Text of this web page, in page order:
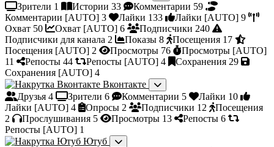
Зрители 1 Истории 33 Комментарии 59
Комментарии [AUTO] 3 Лайки 133 Лайки [AUTO] 9
Охват 50 Охват [AUTO] 6 Подписчики 240
Подписчики для канала 2 Показы 8 Посещения 17
Посещения [AUTO] 2 Просмотры 76
Просмотры [AUTO]
11
Репосты 44 Репосты [AUTO] 4 Сохранения 29
Сохранения [AUTO] 4
Вконтакте
Друзья 4 Зрители 6 Комментарии 5 Лайки 10
Лайки [AUTO] 4 Опросы 2 Подписчики 12
Посещения
2
Прослушивания 5 Просмотры 13 Репосты 6
Репосты [AUTO] 1
Ютуб